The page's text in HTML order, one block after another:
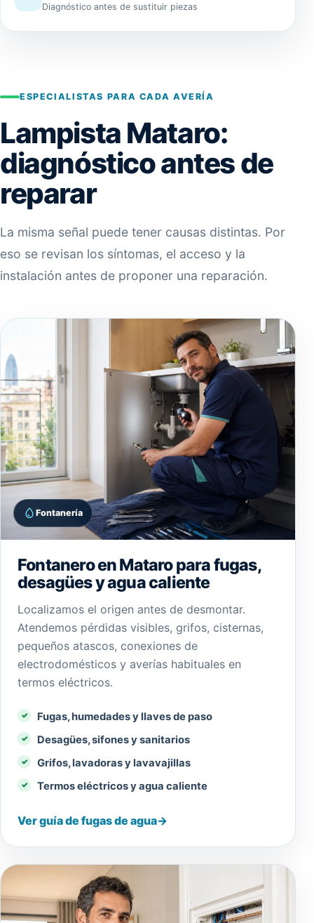
Diagnóstico antes de sustituir piezas
ESPECIALISTAS PARA CADA AVERÍA
Lampista Mataro:
diagnóstico antes de
reparar
La misma señal puede tener causas distintas. Por
eso se revisan los síntomas, el acceso y la
instalación antes de proponer una reparación.
Fontanería
Fontanero en Mataro para fugas,
desagües y agua caliente
Localizamos el origen antes de desmontar.
Atendemos pérdidas visibles, grifos, cisternas,
pequeños atascos, conexiones de
electrodomésticos y averías habituales en
termos eléctricos.
Fugas, humedades y llaves de paso
Desagües, sifones y sanitarios
Grifos, lavadoras y lavavajillas
Termos eléctricos y agua caliente
Ver guía de fugas de agua→